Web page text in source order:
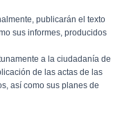
publicarán el texto
sus informes, producidos
a la ciudadanía de
de las actas de las
así como sus planes de